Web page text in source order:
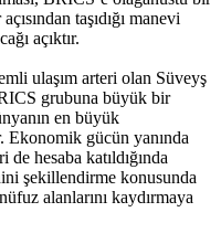
taşıdığı manevi
açıktır.
ulaşım arteri olan Süveyş
grubuna büyük bir
en büyük
Ekonomik gücün yanında
hesaba katıldığında
şekillendirme konusunda
alanlarını kaydırmaya